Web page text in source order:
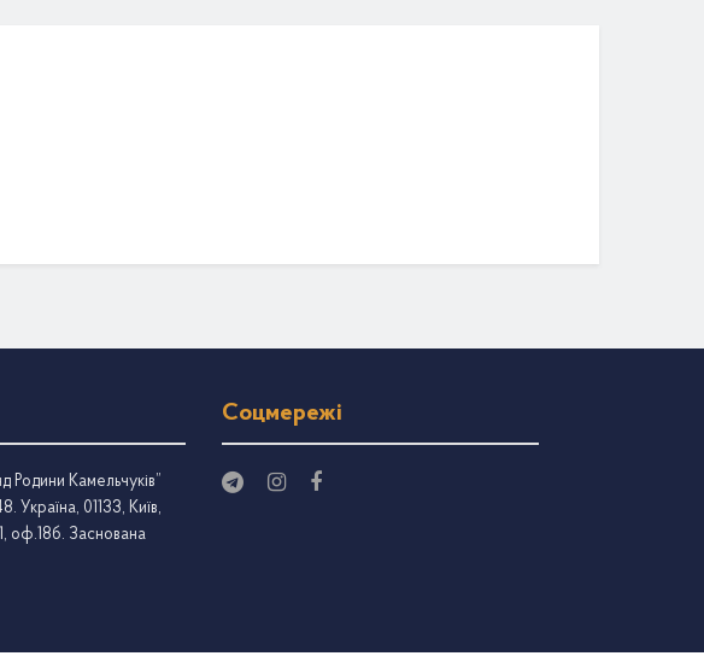
Камельчуків”
01133, Київ,
оф.18б. Заснована
Соцмережі